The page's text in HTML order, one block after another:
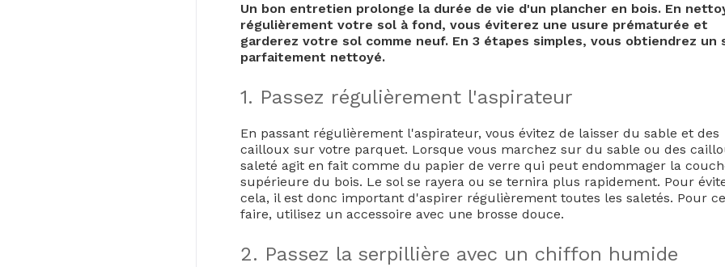
Un bon entretien prolonge la durée de vie d'un plancher en bois. En
régulièrement votre sol à fond, vous éviterez une usure prématurée et
garderez votre sol comme neuf. En 3 étapes simples, vous obtiendrez un
parfaitement nettoyé.
1. Passez régulièrement l'aspirateur
En passant régulièrement l'aspirateur, vous évitez de laisser du sable et des
cailloux sur votre parquet. Lorsque vous marchez sur du sable ou des
saleté agit en fait comme du papier de verre qui peut endommager la
supérieure du bois. Le sol se rayera ou se ternira plus rapidement. Pour
cela, il est donc important d'aspirer régulièrement toutes les saletés. Pour ce
faire, utilisez un accessoire avec une brosse douce.
2. Passez la serpillière avec un chiffon humide